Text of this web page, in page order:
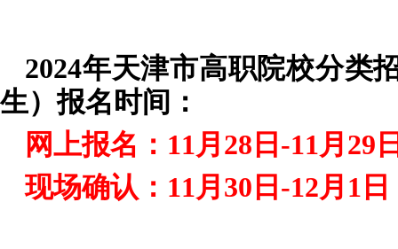
2024年天津市高职院校分类
生）报名时间：
网上报名：11月28日-11月29
现场确认：11月30日-12月1日